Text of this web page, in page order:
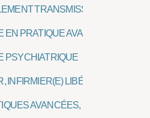
TRANSMISSIBLES, IST
PRATIQUE AVANCÉE, IPA
PSYCHIATRIQUE
INFIRMIER(E) LIBÉRAL(E)
AVANCÉES, IPA